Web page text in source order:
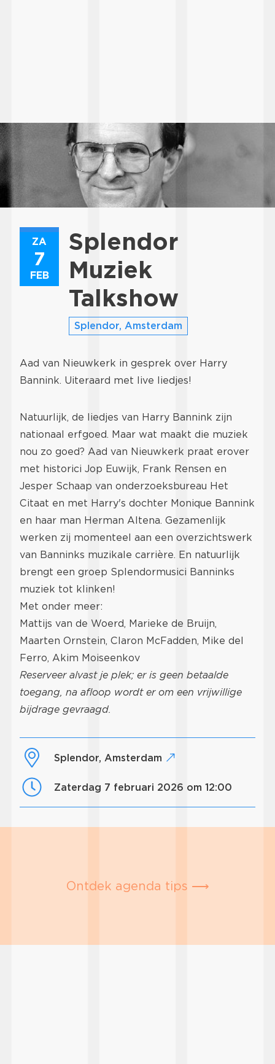
ZA
7
FEB
Splendor
Muziek
Talkshow
Splendor, Amsterdam
Aad van Nieuwkerk in gesprek over Harry
Bannink. Uiteraard met live liedjes!
Natuurlijk, de liedjes van Harry Bannink zijn
nationaal erfgoed. Maar wat maakt die muziek
nou zo goed? Aad van Nieuwkerk praat erover
met historici Jop Euwijk, Frank Rensen en
Jesper Schaap van onderzoeksbureau Het
Citaat en met Harry's dochter Monique Bannink
en haar man Herman Altena. Gezamenlijk
werken zij momenteel aan een overzichtswerk
van Banninks muzikale carrière. En natuurlijk
brengt een groep Splendormusici Banninks
muziek tot klinken!
Met onder meer:
Mattijs van de Woerd, Marieke de Bruijn,
Maarten Ornstein, Claron McFadden, Mike del
Ferro, Akim Moiseenkov
Reserveer alvast je plek; er is geen betaalde
toegang, na afloop wordt er om een vrijwillige
bijdrage gevraagd.
Splendor, Amsterdam
zaterdag 7 februari 2026 om 12:00
Ontdek agenda tips ⟶